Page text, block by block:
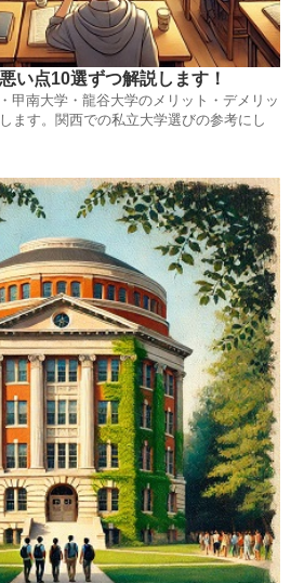
い点10選ずつ解説します！
甲南大学・龍谷大学のメリット・デメリッ
ます。関西での私立大学選びの参考にし